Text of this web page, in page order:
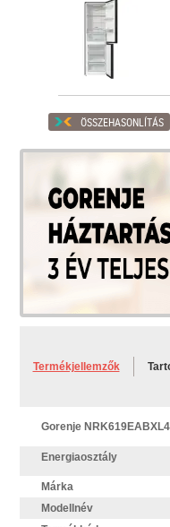
ÖSSZEHASONLÍTÁS
Termékjellemzők
Gorenje
Energiaosztály
Márka
Modellnév